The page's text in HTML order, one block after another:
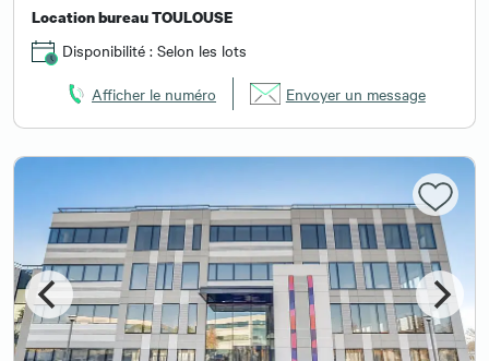
Location bureau TOULOUSE
Disponibilité : Selon les lots
Afficher le numéro Envoyer un message